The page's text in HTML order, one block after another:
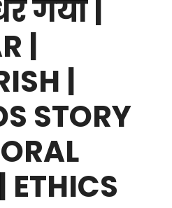
गया |
|
|
STORY
ETHICS